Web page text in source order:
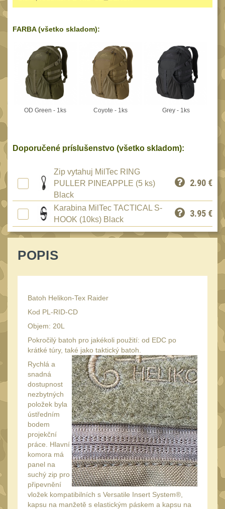
Kontakty
objednávky
BRAŠNY A TAŠKY
Univerzalní tašky 61
Speciální přepravní
tašky 40
Odhazováky
Speciální pouzdra I
Speciální pouzdra II
Speciální pouzdra III12
Pouzdra na láhev
potřeby
Pouzdra na
lékárničku46
Pouzdra na
elektroniku67
Pouzdra a kapsy na
suchý zip
Stehenní pouzdra29
Pouzdra na svítilny2
Puzdrá na mapy24
Cestovné púzdra29
Peněženky
Doplňky 377
Ramenní popruhy a
vycpávky 10
FARBA (všetko skladom):
OD Green - 1ks Coyote - 1ks Grey - 1ks
Doporučené príslušenstvo (všetko skladom):
Zip vytahuj MilTec RING
PULLER PINEAPPLE (5 ks)
Black
2.90 €
Karabina MilTec TACTICAL S-
HOOK (10ks) Black
3.95 €
POPIS
Batoh Helikon-Tex Raider
Kod PL-RID-CD
Objem: 20L
Pokročilý batoh pro jakékoli použití: od EDC po
krátké túry, také jako taktický batoh.
Rychlá a
snadná
dostupnost
nezbytných
položek byla
ústředním
bodem
projekční
práce. Hlavní
komora má
panel na
suchý zip pro
připevnění
vložek kompatibilních s Versatile Insert System®,
kapsu na manžetě s elastickým páskem a kapsu na